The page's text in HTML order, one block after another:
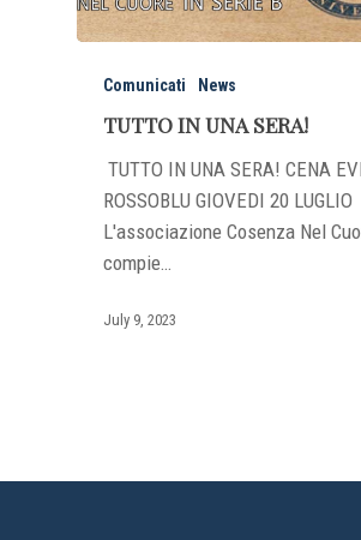
Comunicati News
TUTTO IN UNA SERA!
TUTTO IN UNA SERA! CENA
ROSSOBLU GIOVEDI 20 LUGLIO
L'associazione Cosenza Nel
compie…
July 9, 2023